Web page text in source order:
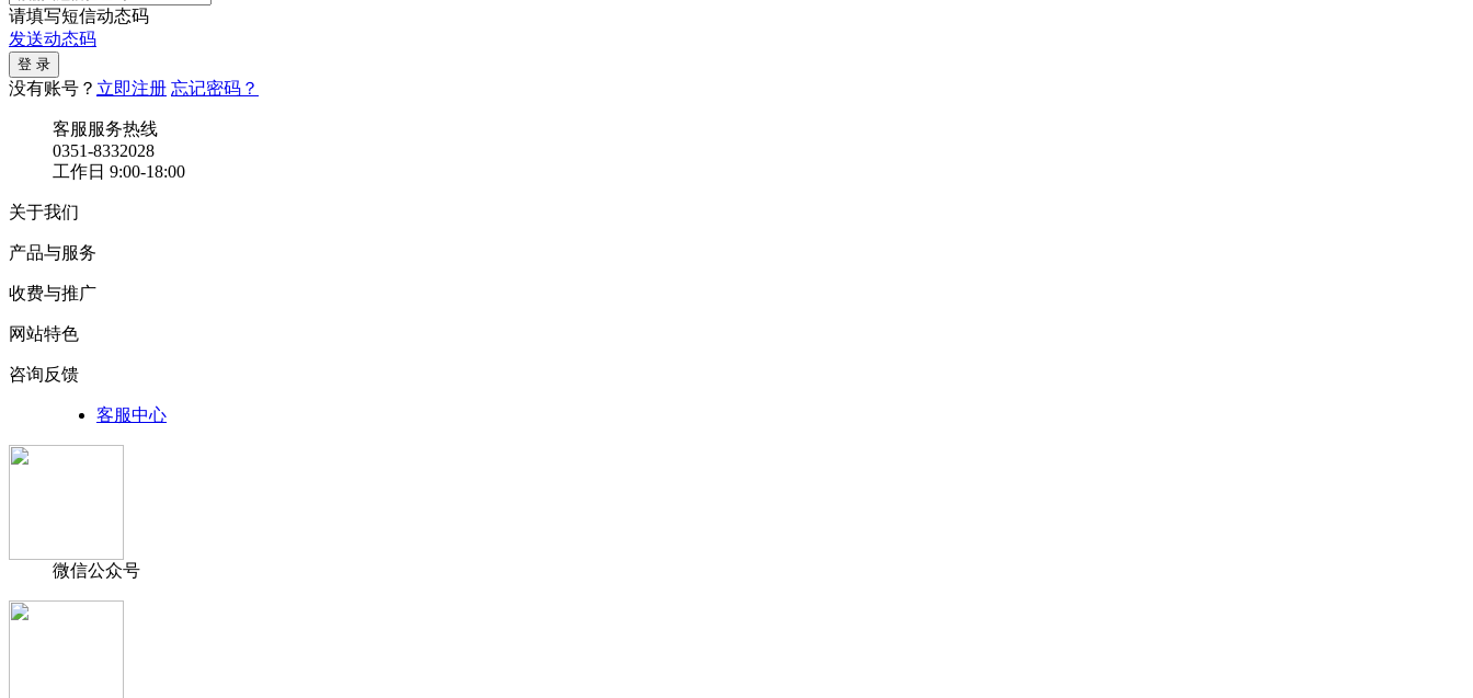
请填写短信动态码
发送动态码
没有账号？ 立即注册 忘记密码？
客服服务热线
0351-8332028
工作日 9:00-18:00
关于我们
产品与服务
收费与推广
网站特色
咨询反馈
客服中心
微信公众号